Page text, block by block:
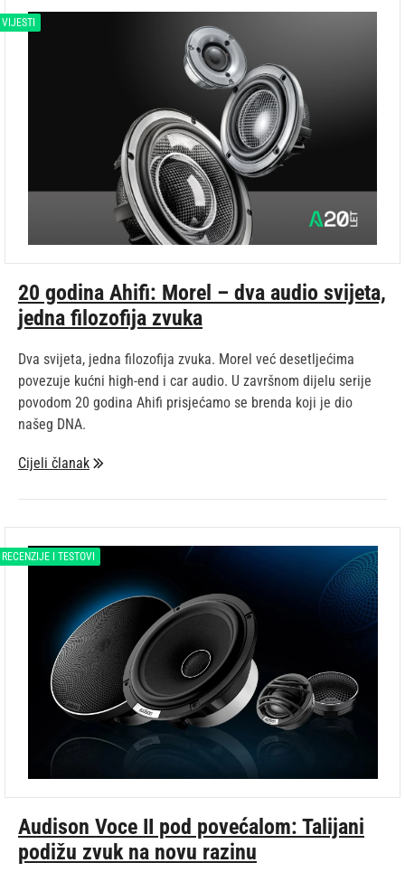
VIJESTI
20 godina Ahifi: Morel – dva audio svijeta,
jedna filozofija zvuka
Dva svijeta, jedna filozofija zvuka. Morel već desetljećima
povezuje kućni high-end i car audio. U završnom dijelu serije
povodom 20 godina Ahifi prisjećamo se brenda koji je dio
našeg DNA.
Cijeli članak
RECENZIJE I TESTOVI
Audison Voce II pod povećalom: Talijani
podižu zvuk na novu razinu